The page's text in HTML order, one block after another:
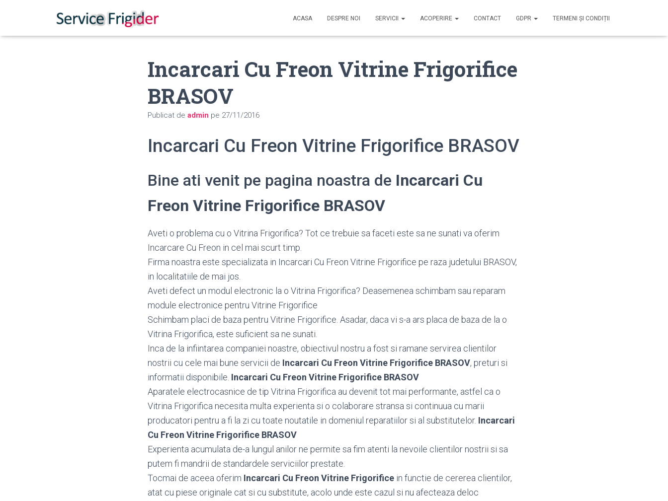
ACASA DESPRE NOI SERVICII ACOPERIRE CONTACT GDPR TERMENI ȘI CONDIȚII
Incarcari Cu Freon Vitrine Frigorifice
BRASOV
Publicat de admin pe 27/11/2016
Incarcari Cu Freon Vitrine Frigorifice BRASOV
Bine ati venit pe pagina noastra de Incarcari Cu
Freon Vitrine Frigorifice BRASOV
Aveti o problema cu o Vitrina Frigorifica? Tot ce trebuie sa faceti este sa ne sunati va oferim
Incarcare Cu Freon in cel mai scurt timp.
Firma noastra este specializata in Incarcari Cu Freon Vitrine Frigorifice pe raza judetului BRASOV,
in localitatiile de mai jos.
Aveti defect un modul electronic la o Vitrina Frigorifica? Deasemenea schimbam sau reparam
module electronice pentru Vitrine Frigorifice
Schimbam placi de baza pentru Vitrine Frigorifice. Asadar, daca vi s-a ars placa de baza de la o
Vitrina Frigorifica, este suficient sa ne sunati.
Inca de la infiintarea companiei noastre, obiectivul nostru a fost si ramane servirea clientilor
nostrii cu cele mai bune servicii de Incarcari Cu Freon Vitrine Frigorifice BRASOV, preturi si
informatii disponibile. Incarcari Cu Freon Vitrine Frigorifice BRASOV
Aparatele electrocasnice de tip Vitrina Frigorifica au devenit tot mai performante, astfel ca o
Vitrina Frigorifica necesita multa experienta si o colaborare stransa si continuua cu marii
producatori pentru a fi la zi cu toate noutatile in domeniul reparatiilor si al substitutelor. Incarcari
Cu Freon Vitrine Frigorifice BRASOV
Experienta acumulata de-a lungul anilor ne permite sa fim atenti la nevoile clientilor nostrii si sa
putem fi mandrii de standardele serviciilor prestate.
Tocmai de aceea oferim Incarcari Cu Freon Vitrine Frigorifice in functie de cererea clientilor,
atat cu piese originale cat si cu substitute, acolo unde este cazul si nu afecteaza deloc